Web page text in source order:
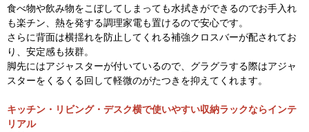
食べ物や飲み物をこぼしてしまっても水拭きができるのでお手入れ
も楽チン、熱を発する調理家電も置けるので安心です。
さらに背面は横揺れを防止してくれる補強クロスバーが配されてお
り、安定感も抜群。
脚先にはアジャスターが付いているので、グラグラする際はアジャ
スターをくるくる回して軽微のがたつきを抑えてくれます。
キッチン・リビング・デスク横で使いやすい収納ラックならインテ
リアル